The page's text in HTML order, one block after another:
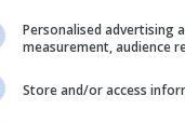
Personalised advertising
measurement, audience
Store and/or access